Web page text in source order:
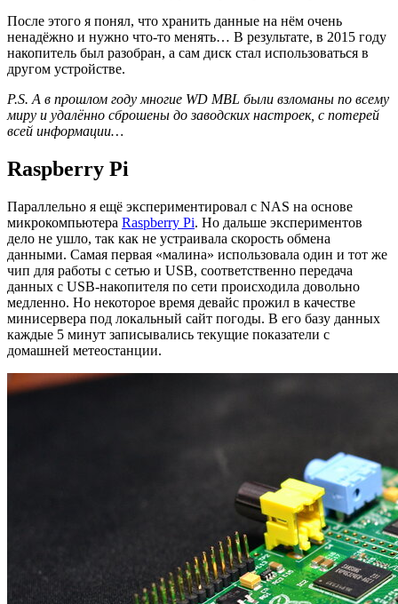
После этого я понял, что хранить данные на нём очень
ненадёжно и нужно что-то менять… В результате, в 2015 году
накопитель был разобран, а сам диск стал использоваться в
другом устройстве.
P.S. А в прошлом году многие WD MBL были взломаны по всему
миру и удалённо сброшены до заводских настроек, с потерей
всей информации…
Raspberry Pi
Параллельно я ещё экспериментировал с NAS на основе
микрокомпьютера Raspberry Pi. Но дальше экспериментов
дело не ушло, так как не устраивала скорость обмена
данными. Самая первая «малина» использовала один и тот же
чип для работы с сетью и USB, соответственно передача
данных с USB-накопителя по сети происходила довольно
медленно. Но некоторое время девайс прожил в качестве
минисервера под локальный сайт погоды. В его базу данных
каждые 5 минут записывались текущие показатели с
домашней метеостанции.